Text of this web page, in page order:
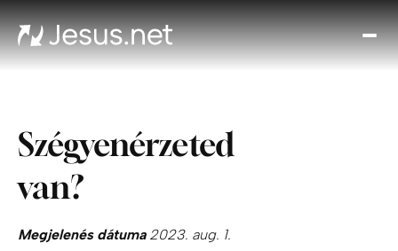
fel
Szégyenérzeted
van?
Megjelenés dátuma2023. aug. 1.